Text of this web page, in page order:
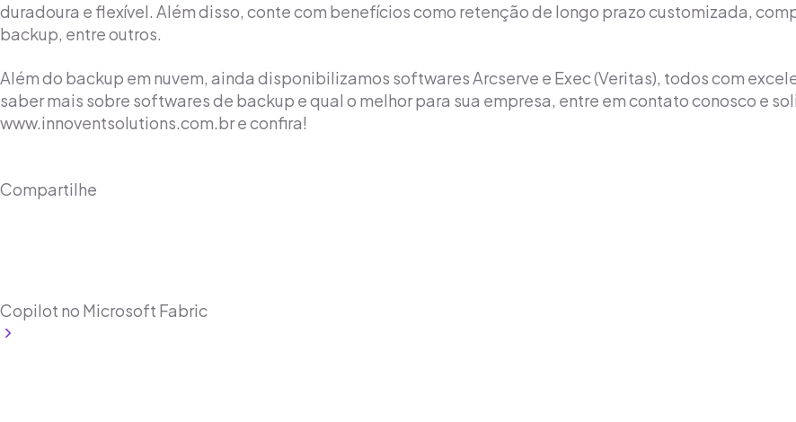
duradoura e flexível. Além disso, conte com benefícios como retenção de longo prazo customizada,
backup, entre outros.
Além do backup em nuvem, ainda disponibilizamos softwares Arcserve e Exec (Veritas), todos com
saber mais sobre softwares de backup e qual o melhor para sua empresa, entre em contato conosco e
www.innoventsolutions.com.br e confira!
Compartilhe
Copilot no Microsoft Fabric